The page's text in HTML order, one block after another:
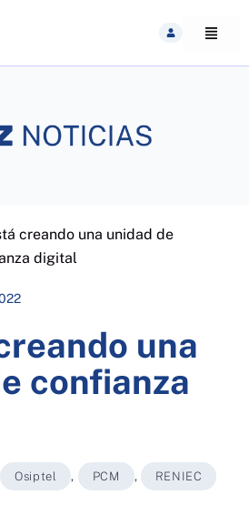
creando una unidad de
digital
una
confianza
Osiptel , PCM , RENIEC